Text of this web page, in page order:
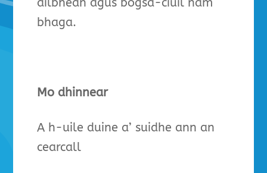
ailbhean agus bogsa-ciùil nam
bhaga.
Mo dhinnear
A h-uile duine a’ suidhe ann an
cearcall